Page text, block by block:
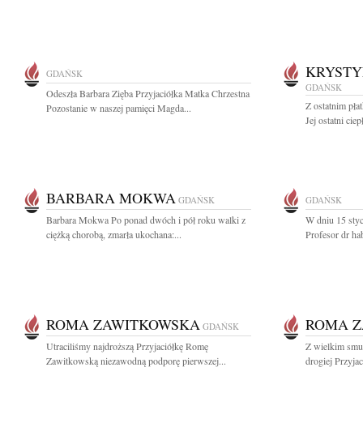
GDAŃSK
Odeszła Barbara Zięba Przyjaciółka Matka Chrzestna
Pozostanie w naszej pamięci Magda...
GDAŃSK
Z ostatnim
Jej ostatni
BARBARA MOKWA GDAŃSK
Barbara Mokwa Po ponad dwóch i pół roku walki z
ciężką chorobą, zmarła ukochana:...
GDAŃSK
W dniu 15
Profesor dr
ROMA ZAWITKOWSKA GDAŃSK
Utraciliśmy najdroższą Przyjaciółkę Romę
Zawitkowską niezawodną podporę pierwszej...
ROMA
Z wielkim
drogiej